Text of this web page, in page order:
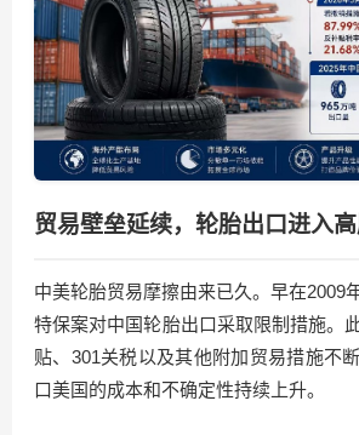
贸易壁垒延续，轮胎出口进入
中美轮胎贸易摩擦由来已久。早在2009
特保案对中国轮胎出口采取限制措施。
贴、301关税以及其他附加贸易措施不
口美国的成本和不确定性持续上升。